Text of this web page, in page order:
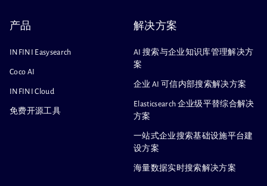
产品
INFINI Easysearch
Coco AI
INFINI Cloud
免费开源工具
解决方案
AI 搜索与企业知识库管理解决方
案
企业 AI 可信内部搜索解决方案
Elasticsearch 企业级平替综合解决
方案
一站式企业搜索基础设施平台建
设方案
海量数据实时搜索解决方案